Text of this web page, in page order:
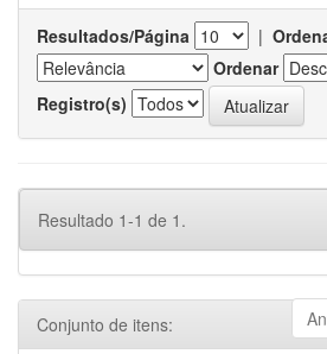
Resultados/Página |
Ordenar
Registro(s)
Resultado 1-1 de 1.
Conjunto de itens: